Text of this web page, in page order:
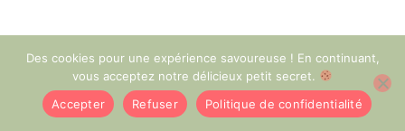
Une question ?
N’hésitez pas à consulter laFAQsi tu vous avez d’autres
Des cookies pour une expérience savoureuse ! En continuant,
vous acceptez notre délicieux petit secret.
Accepter
Refuser Politique de confidentialité